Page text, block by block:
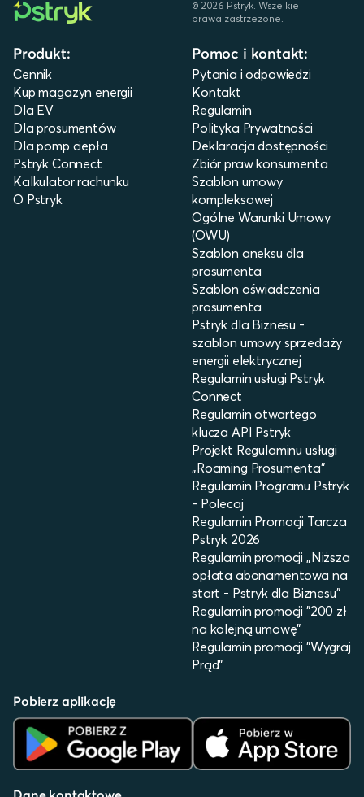
© 2026 Pstryk. Wszelkie
prawa zastrzeżone.
Produkt:
Cennik
Kup magazyn energii
Dla EV
Dla prosumentów
Dla pomp ciepła
Pstryk Connect
Kalkulator rachunku
O Pstryk
Pomoc i kontakt:
Pytania i odpowiedzi
Kontakt
Regulamin
Polityka Prywatności
Deklaracja dostępności
Zbiór praw konsumenta
Szablon umowy
kompleksowej
Ogólne Warunki Umowy
(OWU)
Szablon aneksu dla
prosumenta
Szablon oświadczenia
prosumenta
Pstryk dla Biznesu -
szablon umowy sprzedaży
energii elektrycznej
Regulamin usługi Pstryk
Connect
Regulamin otwartego
klucza API Pstryk
Projekt Regulaminu usługi
„Roaming Prosumenta”
Regulamin Programu Pstryk
- Polecaj
Regulamin Promocji Tarcza
Pstryk 2026
Regulamin promocji „Niższa
opłata abonamentowa na
start - Pstryk dla Biznesu”
Regulamin promocji "200 zł
na kolejną umowę"
Regulamin promocji "Wygraj
Prąd"
Pobierz aplikację